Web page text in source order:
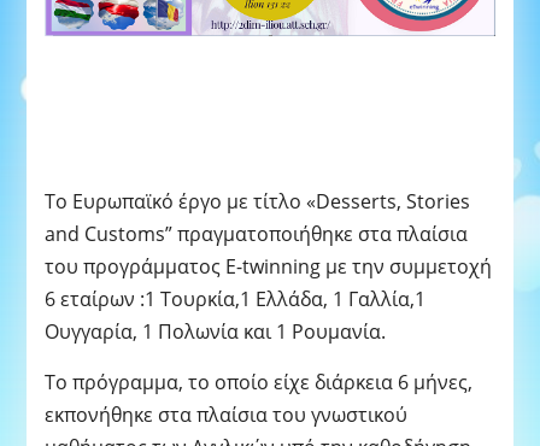
Το Ευρωπαϊκό έργο με τίτλο «Desserts, Stories
and Customs” πραγματοποιήθηκε στα πλαίσια
του προγράμματος E-twinning με την συμμετοχή
6 εταίρων :1 Τουρκία,1 Ελλάδα, 1 Γαλλία,1
Ουγγαρία, 1 Πολωνία και 1 Ρουμανία.
Το πρόγραμμα, το οποίο είχε διάρκεια 6 μήνες,
εκπονήθηκε στα πλαίσια του γνωστικού